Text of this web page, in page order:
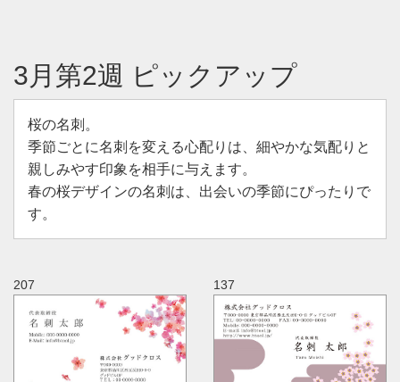
3月第2週 ピックアップ
桜の名刺。
季節ごとに名刺を変える心配りは、細やかな気配りと
親しみやす印象を相手に与えます。
春の桜デザインの名刺は、出会いの季節にぴったりで
す。
207 137